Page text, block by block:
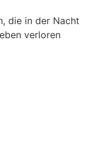
die in der Nacht
verloren